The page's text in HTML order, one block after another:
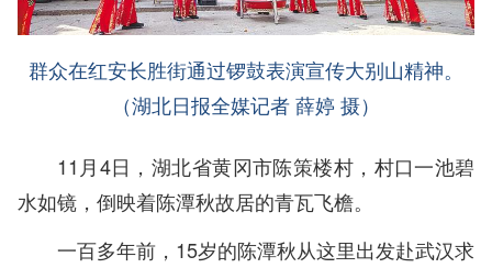
群众在红安长胜街通过锣鼓表演宣传大别山精神。
（湖北日报全媒记者 薛婷 摄）
11月4日，湖北省黄冈市陈策楼村，村口一池碧
水如镜，倒映着陈潭秋故居的青瓦飞檐。
一百多年前，15岁的陈潭秋从这里出发赴武汉求